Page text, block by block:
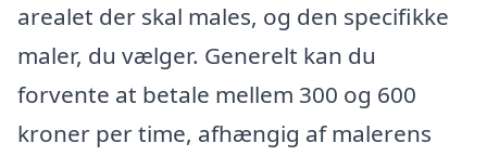
arealet der skal males, og den specifikke
maler, du vælger. Generelt kan du
forvente at betale mellem 300 og 600
kroner per time, afhængig af malerens